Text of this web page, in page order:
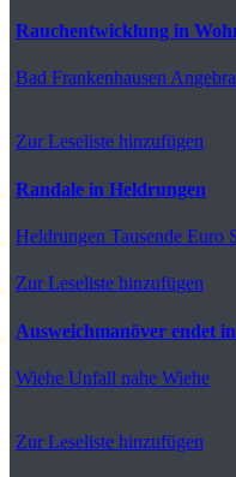
Rauchentwicklung in
Bad Frankenhausen
Zur Leseliste hinzufügen
Randale in Heldrungen
Heldrungen Tausende Euro
Zur Leseliste hinzufügen
Ausweichmanöver endet
Wiehe Unfall nahe Wiehe
Zur Leseliste hinzufügen